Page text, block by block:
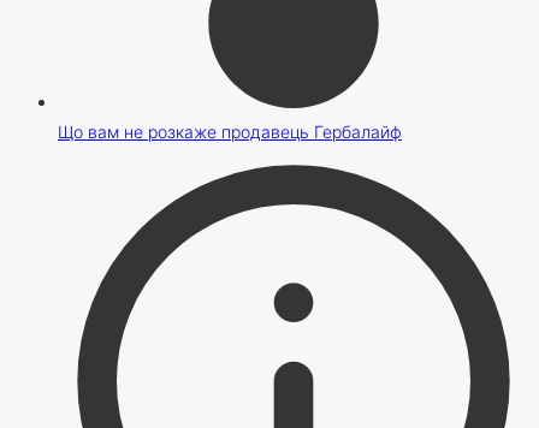
Що вам не розкаже продавець Гербалайф